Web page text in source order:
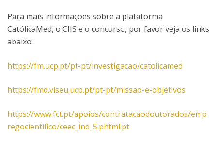
Para mais informações sobre a plataforma
CatólicaMed, o CIIS e o concurso, por favor veja os links
abaixo:
https://fm.ucp.pt/pt-pt/investigacao/catolicamed
https://fmd.viseu.ucp.pt/pt-pt/missao-e-objetivos​
https://www.fct.pt/apoios/contratacaodoutorados/emp
regocientifico/ceec_ind_5.phtml.pt